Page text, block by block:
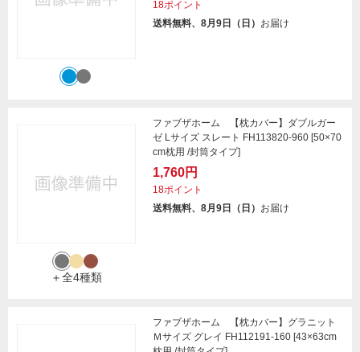
18ポイント
送料無料、8月9日（日） お届け
＋全4種類
ファブザホーム 【枕カバー】ダブルガー
ゼ Lサイズ スレート FH113820-960 [50×70
cm枕用 /封筒タイプ]
1,760円
18ポイント
送料無料、8月9日（日） お届け
ファブザホーム 【枕カバー】グラニット
Ｍサイズ グレイ FH112191-160 [43×63cm